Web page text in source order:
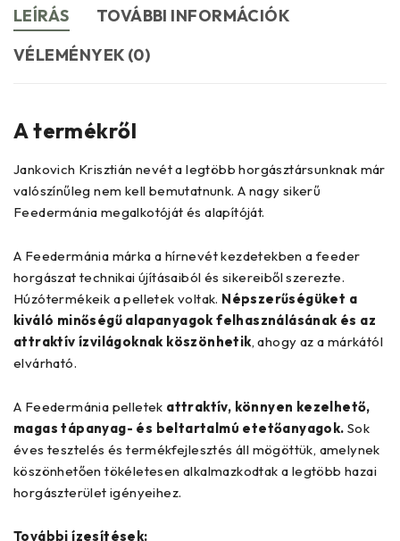
LEÍRÁS
TOVÁBBI INFORMÁCIÓK
VÉLEMÉNYEK (0)
A termékről
Jankovich Krisztián nevét a legtöbb horgásztársunknak már
valószínűleg nem kell bemutatnunk. A nagy sikerű
Feedermánia megalkotóját és alapítóját.
A Feedermánia márka a hírnevét kezdetekben a feeder
horgászat technikai újításaiból és sikereiből szerezte.
Húzótermékeik a pelletek voltak. Népszerűségüket a
kiváló minőségű alapanyagok felhasználásának és az
attraktív ízvilágoknak köszönhetik, ahogy az a márkától
elvárható.
A Feedermánia pelletek attraktív, könnyen kezelhető,
magas tápanyag- és beltartalmú etetőanyagok. Sok
éves tesztelés és termékfejlesztés áll mögöttük, amelynek
köszönhetően tökéletesen alkalmazkodtak a legtöbb hazai
horgászterület igényeihez.
További ízesítések: